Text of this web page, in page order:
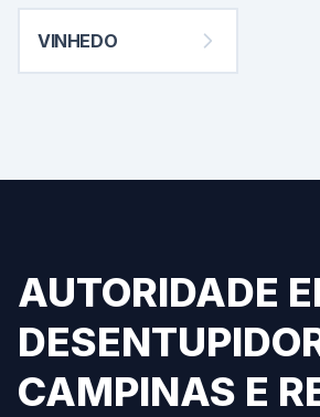
VINHEDO
AUTORIDADE
CAMPINAS E